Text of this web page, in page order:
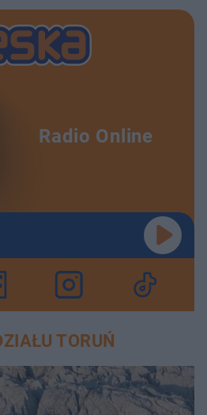
Radio Online
TORUŃ